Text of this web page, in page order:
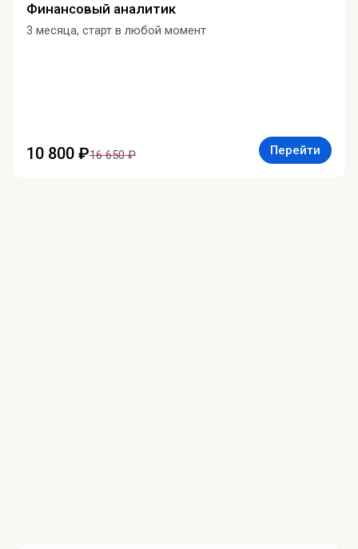
Финансовый аналитик
3 месяца, старт в любой момент
10 800 ₽16 650 ₽ Перейти